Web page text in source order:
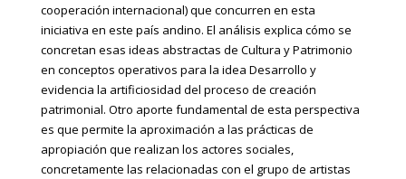
cooperación internacional) que concurren en esta
iniciativa en este país andino. El análisis explica cómo se
concretan esas ideas abstractas de Cultura y Patrimonio
en conceptos operativos para la idea Desarrollo y
evidencia la artificiosidad del proceso de creación
patrimonial. Otro aporte fundamental de esta perspectiva
es que permite la aproximación a las prácticas de
apropiación que realizan los actores sociales,
concretamente las relacionadas con el grupo de artistas